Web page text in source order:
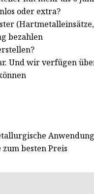
oder extra?
bezahlen
Und wir verfügen
besten Preis